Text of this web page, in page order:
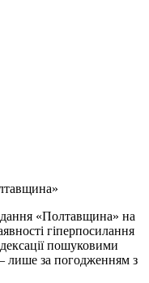
«Полтавщина» на
гіперпосилання
пошуковими
лише за погодженням з